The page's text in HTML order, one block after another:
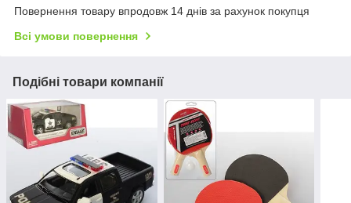
Повернення товару впродовж 14 днів за рахунок покупця
Всі умови повернення
Подібні товари компанії